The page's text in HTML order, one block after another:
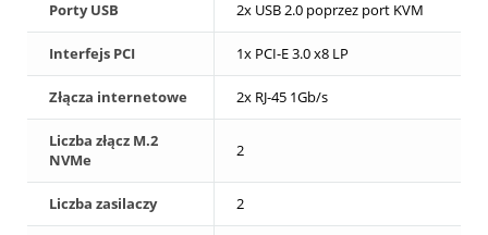
Porty USB 2x USB 2.0 poprzez port KVM
Interfejs PCI 1x PCI-E 3.0 x8 LP
Złącza internetowe 2x RJ-45 1Gb/s
Liczba złącz M.2
NVMe
2
Liczba zasilaczy 2